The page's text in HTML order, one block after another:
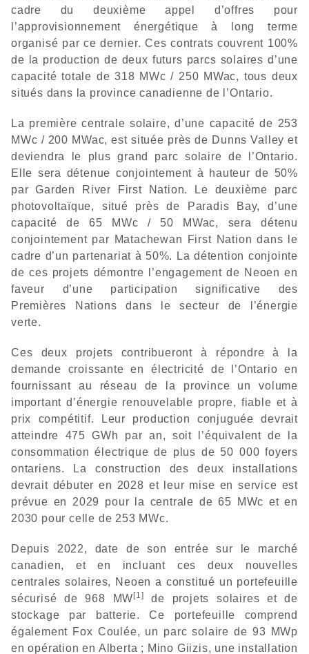
cadre du deuxième appel d’offres pour
l’approvisionnement énergétique à long terme
organisé par ce dernier. Ces contrats couvrent 100%
de la production de deux futurs parcs solaires d’une
capacité totale de 318 MWc / 250 MWac, tous deux
situés dans la province canadienne de l’Ontario.
La première centrale solaire, d’une capacité de 253
MWc / 200 MWac, est située près de Dunns Valley et
deviendra le plus grand parc solaire de l’Ontario.
Elle sera détenue conjointement à hauteur de 50%
par Garden River First Nation. Le deuxième parc
photovoltaïque, situé près de Paradis Bay, d’une
capacité de 65 MWc / 50 MWac, sera détenu
conjointement par Matachewan First Nation dans le
cadre d’un partenariat à 50%. La détention conjointe
de ces projets démontre l’engagement de Neoen en
faveur d’une participation significative des
Premières Nations dans le secteur de l’énergie
verte.
Ces deux projets contribueront à répondre à la
demande croissante en électricité de l’Ontario en
fournissant au réseau de la province un volume
important d’énergie renouvelable propre, fiable et à
prix compétitif. Leur production conjuguée devrait
atteindre 475 GWh par an, soit l’équivalent de la
consommation électrique de plus de 50 000 foyers
ontariens. La construction des deux installations
devrait débuter en 2028 et leur mise en service est
prévue en 2029 pour la centrale de 65 MWc et en
2030 pour celle de 253 MWc.
Depuis 2022, date de son entrée sur le marché
canadien, et en incluant ces deux nouvelles
centrales solaires, Neoen a constitué un portefeuille
sécurisé de 968 MW[1]
de projets solaires et de
stockage par batterie. Ce portefeuille comprend
également Fox Coulée, un parc solaire de 93 MWp
en opération en Alberta ; Mino Giizis, une installation